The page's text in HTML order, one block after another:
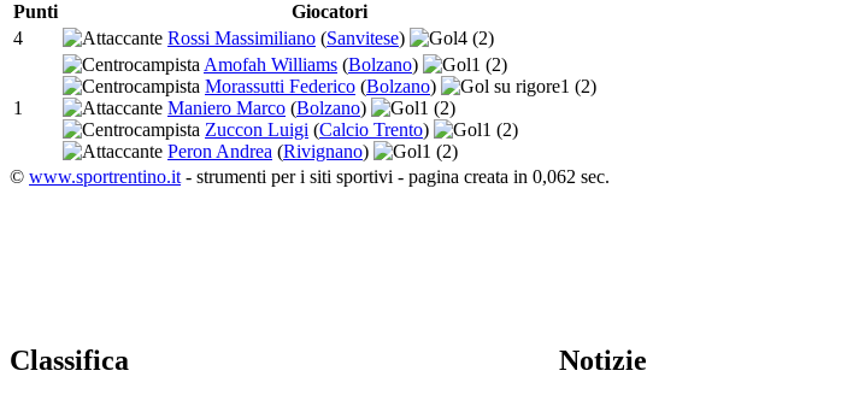
Punti
Giocatori
4
Rossi Massimiliano (Sanvitese) 4 (2)
1
Amofah Williams (Bolzano) 1 (2)
Morassutti Federico (Bolzano) 1 (2)
Maniero Marco (Bolzano) 1 (2)
Zuccon Luigi (Calcio Trento) 1 (2)
Peron Andrea (Rivignano) 1 (2)
© www.sportrentino.it - strumenti per i siti sportivi - pagina creata in 0,062 sec.
Classifica Notizie